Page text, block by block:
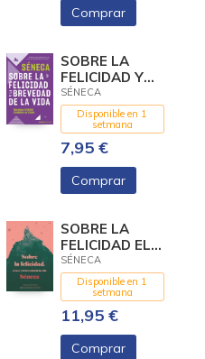
Comprar
SOBRE LA
FELICIDAD Y
LA BREVEDAD
DE LA VIDA
SÉNECA
Disponible en 1
setmana
7,95 €
Comprar
SOBRE LA
FELICIDAD EL
OCIO Y LA
BREVEDAD DE
LA VIDA
SÉNECA
Disponible en 1
setmana
11,95 €
Comprar